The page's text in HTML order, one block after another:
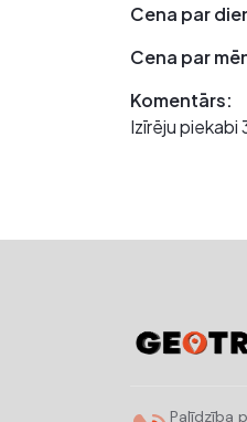
Cena par
Cena par
Komentārs:
Izīrēju piekabi
Palīdzība